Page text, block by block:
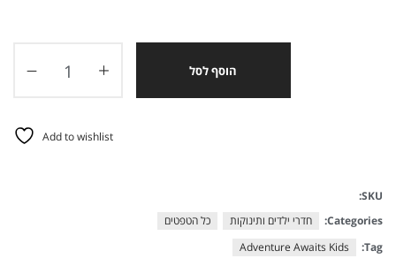
הוסף לסל
Add to wishlist
SKU:
Categories:
חדרי ילדים ותינוקות
כל הטפטים
Tag:
Adventure Awaits Kids